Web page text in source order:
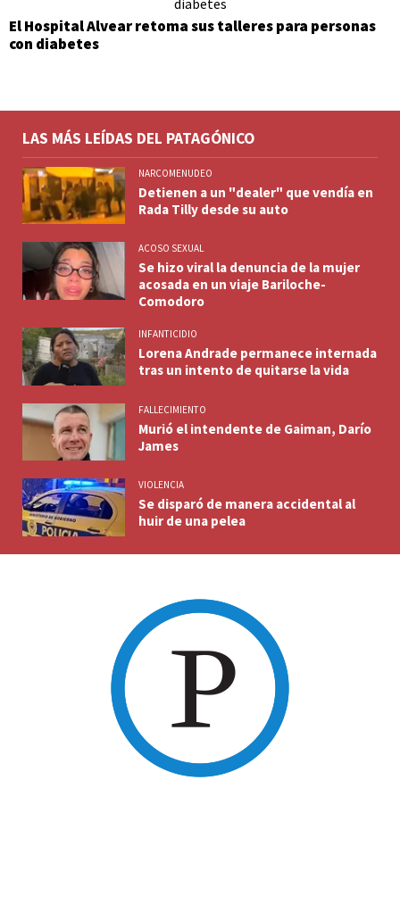
El Hospital Alvear retoma sus talleres para personas
con diabetes
LAS MÁS LEÍDAS DEL PATAGÓNICO
NARCOMENUDEO
Detienen a un "dealer" que vendía en
Rada Tilly desde su auto
ACOSO SEXUAL
Se hizo viral la denuncia de la mujer
acosada en un viaje Bariloche-
Comodoro
INFANTICIDIO
Lorena Andrade permanece internada
tras un intento de quitarse la vida
FALLECIMIENTO
Murió el intendente de Gaiman, Darío
James
VIOLENCIA
Se disparó de manera accidental al
huir de una pelea